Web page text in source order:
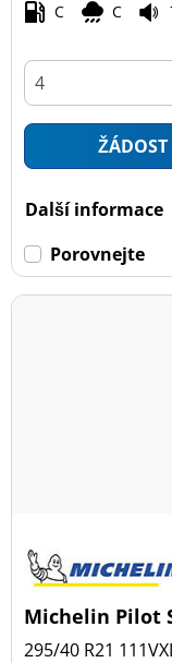
C C
Další informace
Porovnejte
Michelin Pilot
295/40 R21 111V